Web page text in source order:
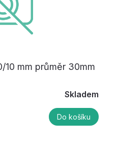
10 mm průměr 30mm
Skladem
Do košíku